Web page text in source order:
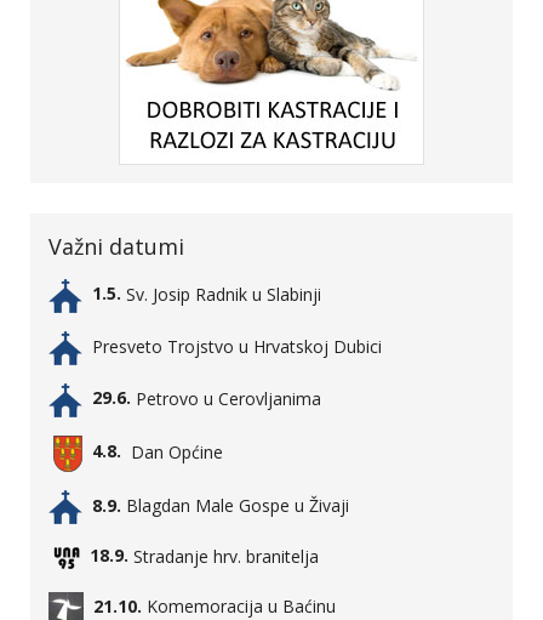
Važni datumi
1.5. Sv. Josip Radnik u Slabinji
Presveto Trojstvo u Hrvatskoj Dubici
29.6. Petrovo u Cerovljanima
4.8. Dan Općine
8.9. Blagdan Male Gospe u Živaji
18.9. Stradanje hrv. branitelja
21.10. Komemoracija u Baćinu